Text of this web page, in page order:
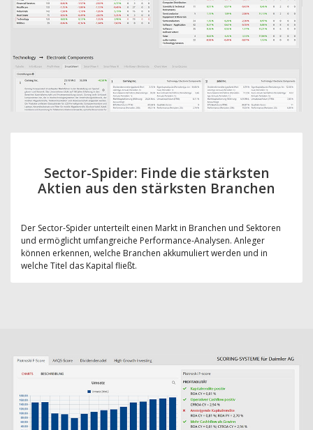
Sector-Spider: Finde die stärksten
Aktien aus den stärksten Branchen
Der Sector-Spider unterteilt einen Markt in Branchen und Sektoren
und ermöglicht umfangreiche Performance-Analysen. Anleger
können erkennen, welche Branchen akkumuliert werden und in
welche Titel das Kapital fließt.